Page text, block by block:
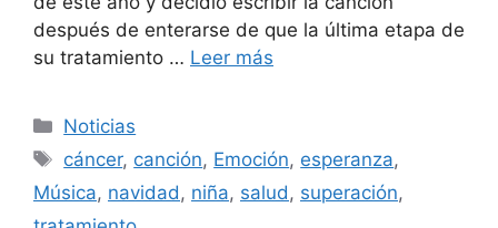
después de enterarse de que la última etapa de
su tratamiento … Leer más
Categorías
Noticias
Etiquetas
cáncer, canción, Emoción, esperanza,
Música, navidad, niña, salud, superación,